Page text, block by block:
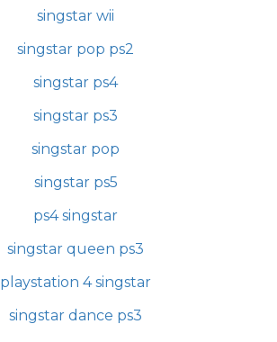
singstar wii
singstar pop ps2
singstar ps4
singstar ps3
singstar pop
singstar ps5
ps4 singstar
singstar queen ps3
playstation 4 singstar
singstar dance ps3